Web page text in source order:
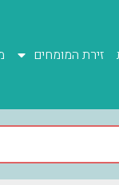
זירת המומחים